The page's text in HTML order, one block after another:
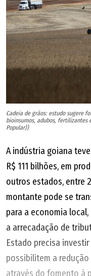
Cadeia de grãos: estudo sugere
bioinsumos, adubos, fertilizantes
Popular))
A indústria goiana
R$ 111 bilhões, em
outros estados, entre
montante pode se
para a economia
a arrecadação de
Estado precisa
possibilitem a
através do fomento à